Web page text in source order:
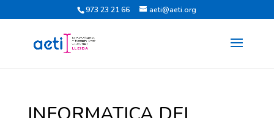
973 23 21 66 aeti@aeti.org